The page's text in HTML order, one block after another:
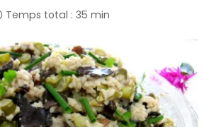
Temps total : 35 min